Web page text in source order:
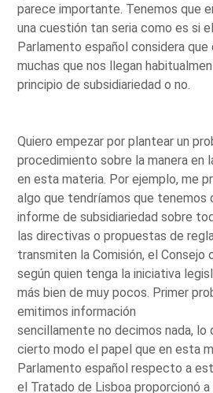
parece importante. Tenemos que
una cuestión tan seria como es si el
Parlamento español considera
muchas que nos llegan
principio de subsidiariedad o no.
Quiero empezar por plantear un
procedimiento sobre la manera en
en esta materia. Por ejemplo, me
algo que tendríamos que tenemos
informe de subsidiariedad sobre
las directivas o propuestas de
transmiten la Comisión, el Consejo
según quien tenga la iniciativa
más bien de muy pocos. Primer
emitimos información
sencillamente no decimos nada, lo
cierto modo el papel que en esta
Parlamento español respecto a
el Tratado de Lisboa proporcionó